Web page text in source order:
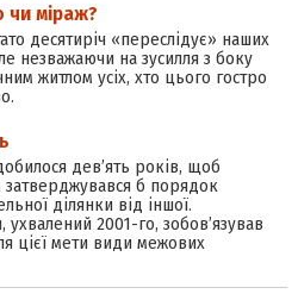
міраж?
десятиріч «переслідує» наших
незважаючи на зусилля з боку
житлом усіх, хто цього гостро
дев’ять років, щоб
б порядок
ділянки від іншої.
2001-го, зобов’язував
цієї мети види межових